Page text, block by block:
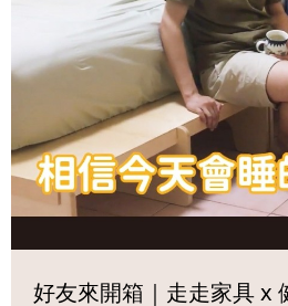
好友來開箱｜走走家具 x